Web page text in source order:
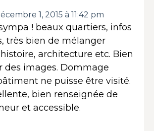
1, 2015 à 11:42 pm
! beaux quartiers, infos
très bien de mélanger
architecture etc. Bien
des images. Dommage
ne puisse être visité.
bien renseignée de
et accessible.